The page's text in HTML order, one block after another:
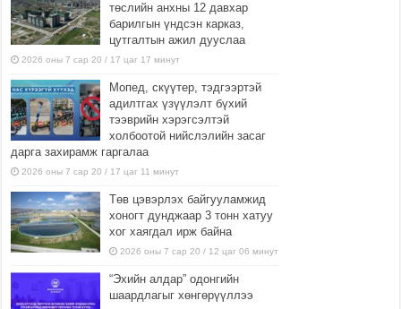
төслийн анхны 12 давхар
барилгын үндсэн карказ,
цутгалтын ажил дууслаа
2026 оны 7 сар 20 / 17 цаг 17 минут
Мопед, скүүтер, тэдгээртэй
адилтгах үзүүлэлт бүхий
тээврийн хэрэгсэлтэй
холбоотой нийслэлийн засаг
дарга захирамж гаргалаа
2026 оны 7 сар 20 / 17 цаг 11 минут
Төв цэвэрлэх байгууламжид
хоногт дунджаар 3 тонн хатуу
хог хаягдал ирж байна
2026 оны 7 сар 20 / 12 цаг 06 минут
“Эхийн алдар” одонгийн
шаардлагыг хөнгөрүүллээ